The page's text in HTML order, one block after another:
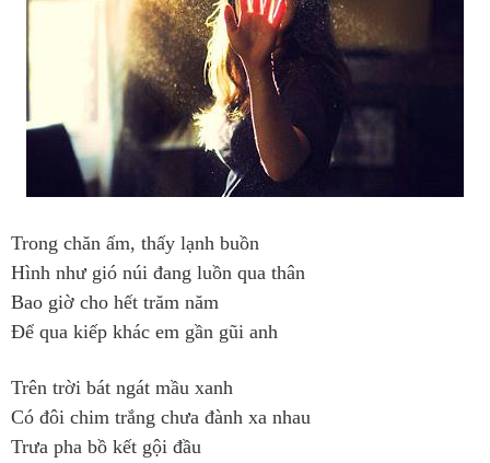
Trong chăn ấm, thấy lạnh buồn
Hình như gió núi đang luồn qua thân
Bao giờ cho hết trăm năm
Để qua kiếp khác em gần gũi anh
Trên trời bát ngát mầu xanh
Có đôi chim trắng chưa đành xa nhau
Trưa pha bồ kết gội đầu